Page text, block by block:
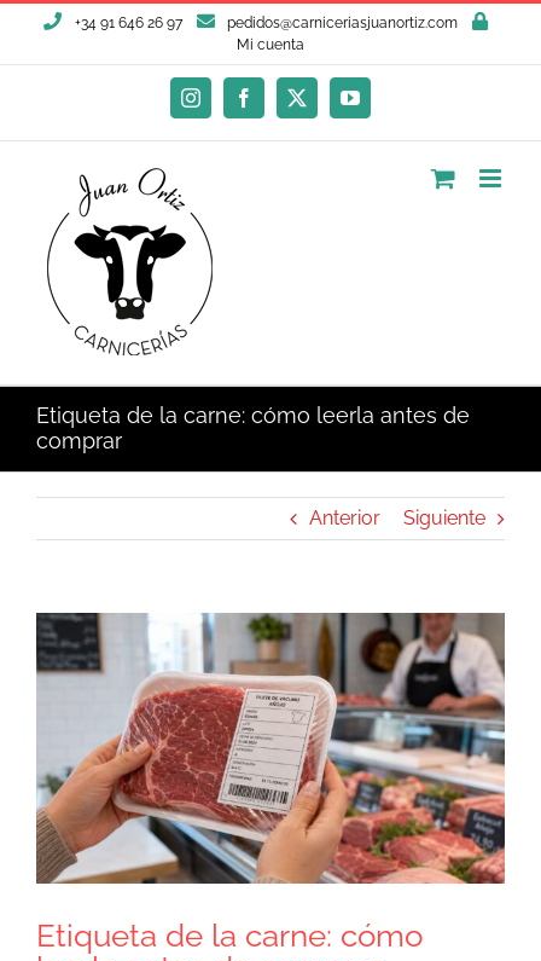
contenido
+34 91 646 26 97
pedidos@carniceriasjuanortiz.com
Mi cuenta
InstagramFacebook
X YouTube
Etiqueta de la carne: cómo leerla antes de
comprar
Anterior Siguiente
Ver
imagen
Etiqueta de la carne: cómo